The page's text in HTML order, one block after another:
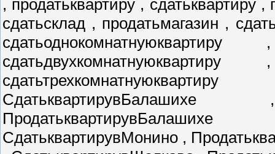
, продатьквартиру , сдатьквартиру
сдатьсклад , продатьмагазин ,
СдатьквартирувМонино ,